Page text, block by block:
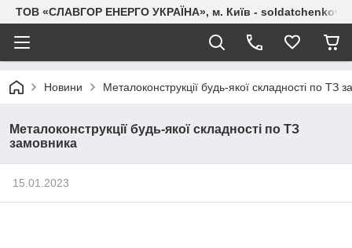
ТОВ «СЛАВГОР ЕНЕРГО УКРАЇНА», м. Київ -
Новини Металоконструкції будь-якої складності по ТЗ
Металоконструкції будь-якої складності по ТЗ
замовника
15.01.2023